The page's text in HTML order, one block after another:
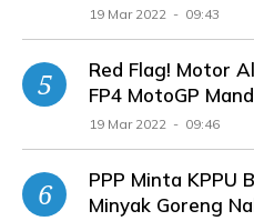
19 Mar 2022 - 09:43
Red Flag! Motor
FP4 MotoGP
19 Mar 2022 - 09:46
PPP Minta KPPU
Minyak Goreng